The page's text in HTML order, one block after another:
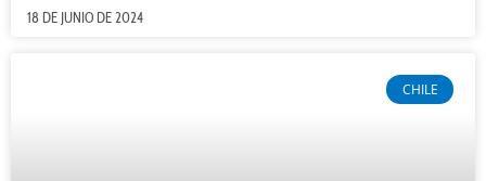
18 DE JUNIO DE 2024
CHILE